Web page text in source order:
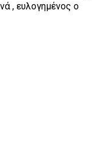
, ευλογημένος ο